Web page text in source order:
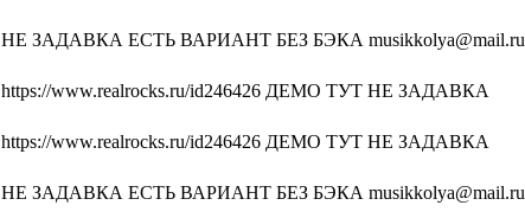
НЕ ЗАДАВКА ЕСТЬ ВАРИАНТ БЕЗ БЭКА musikkolya@mail.ru
https://www.realrocks.ru/id246426 ДЕМО ТУТ НЕ ЗАДАВКА
https://www.realrocks.ru/id246426 ДЕМО ТУТ НЕ ЗАДАВКА
НЕ ЗАДАВКА ЕСТЬ ВАРИАНТ БЕЗ БЭКА musikkolya@mail.ru